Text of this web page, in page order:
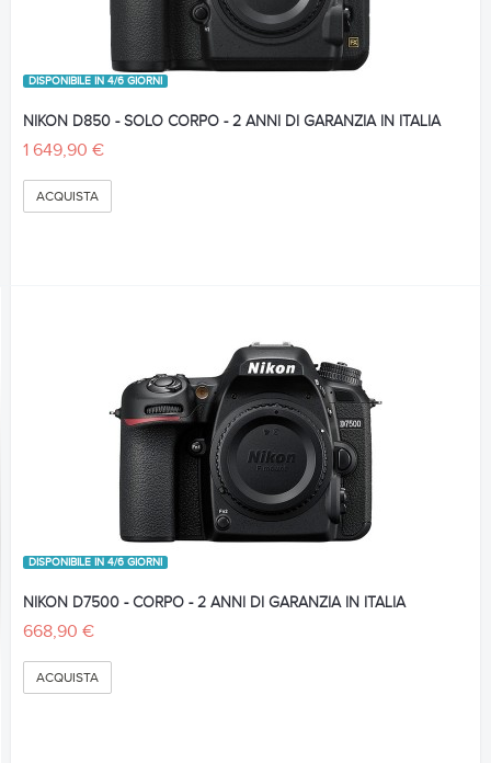
NIKON D850 - SOLO CORPO - 2 ANNI DI GARANZIA IN ITALIA
DISPONIBILE IN 4/6 GIORNI
1 649,90 €
ACQUISTA
NIKON D7500 - CORPO - 2 ANNI DI GARANZIA IN ITALIA
DISPONIBILE IN 4/6 GIORNI
668,90 €
ACQUISTA